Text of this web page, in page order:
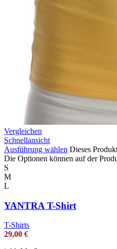
Vergleichen
Schnellansicht
Ausführung wählen Dieses
Die Optionen können auf der
S
M
L
YANTRA T-Shirt
T-Shirts
29,00 €